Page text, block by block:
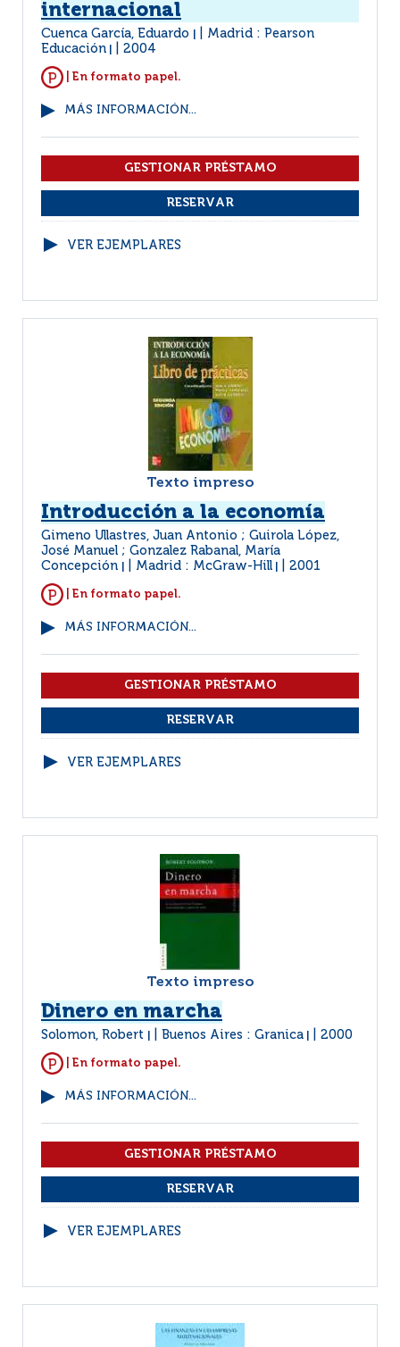
internacional
Cuenca García, Eduardo
Madrid : Pearson
Educación
2004
| En formato papel.
MÁS INFORMACIÓN...
VER EJEMPLARES
Texto impreso
Introducción a la economía
Gimeno Ullastres, Juan Antonio ; Guirola López,
José Manuel ; Gonzalez Rabanal, María
Concepción
Madrid : McGraw-Hill 2001
| En formato papel.
MÁS INFORMACIÓN...
VER EJEMPLARES
Texto impreso
Dinero en marcha
Solomon, Robert Buenos Aires : Granica 2000
| En formato papel.
MÁS INFORMACIÓN...
VER EJEMPLARES